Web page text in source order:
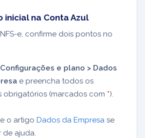
inicial na Conta Azul
e, confirme dois pontos no
Configurações e plano > Dados
e preencha todos os
obrigatórios (marcados com *).
o artigo Dados da Empresa se
de ajuda.